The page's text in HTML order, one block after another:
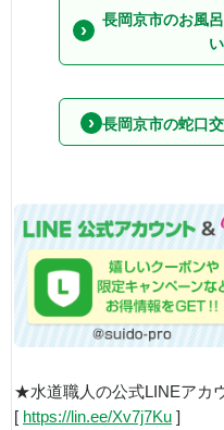
長岡京市のお風
長岡京市の蛇口
★水道職人の公式LINEアカ
[ https://lin.ee/Xv7j7Ku ]